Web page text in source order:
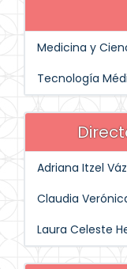
Medicina y
Tecnología
Adriana Itzel
Claudia
Laura Celeste